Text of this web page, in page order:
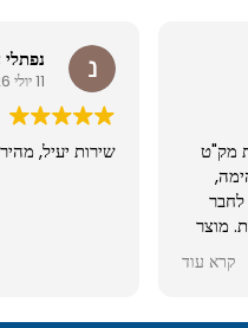
11 יולי 2026
שירות יעיל,
מק"ט
איך לחבר
מוצר
קרא עוד